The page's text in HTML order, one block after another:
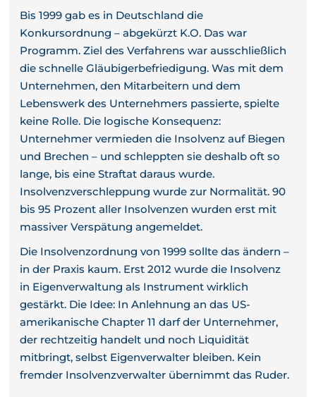
Bis 1999 gab es in Deutschland die
Konkursordnung – abgekürzt K.O. Das war
Programm. Ziel des Verfahrens war ausschließlich
die schnelle Gläubigerbefriedigung. Was mit dem
Unternehmen, den Mitarbeitern und dem
Lebenswerk des Unternehmers passierte, spielte
keine Rolle. Die logische Konsequenz:
Unternehmer vermieden die Insolvenz auf Biegen
und Brechen – und schleppten sie deshalb oft so
lange, bis eine Straftat daraus wurde.
Insolvenzverschleppung wurde zur Normalität. 90
bis 95 Prozent aller Insolvenzen wurden erst mit
massiver Verspätung angemeldet.
Die Insolvenzordnung von 1999 sollte das ändern –
in der Praxis kaum. Erst 2012 wurde die Insolvenz
in Eigenverwaltung als Instrument wirklich
gestärkt. Die Idee: In Anlehnung an das US-
amerikanische Chapter 11 darf der Unternehmer,
der rechtzeitig handelt und noch Liquidität
mitbringt, selbst Eigenverwalter bleiben. Kein
fremder Insolvenzverwalter übernimmt das Ruder.